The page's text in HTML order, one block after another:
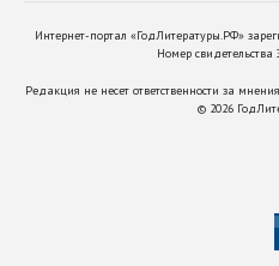
Интернет-портал «ГодЛитературы.РФ»
Номер
Редакция не несет ответственности за
© 2026